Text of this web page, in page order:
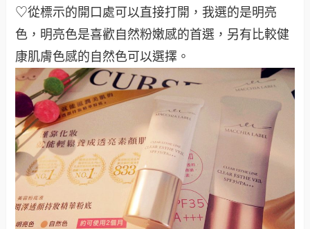
♡從標示的開口處可以直接打開，我選的是明亮
色，明亮色是喜歡自然粉嫩感的首選， 另有比較健
康肌膚色感的自然色可以選擇。